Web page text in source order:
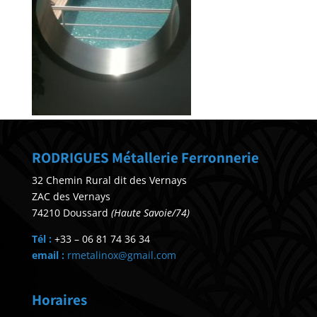
RODRIGUES Métallerie Ferronnerie
32 Chemin Rural dit des Vernays
ZAC des Vernays
74210 Doussard (Haute Savoie/74)
Tél : +33 – 06 81 74 36 34
email : rmetalinox@gmail.com
Horaires